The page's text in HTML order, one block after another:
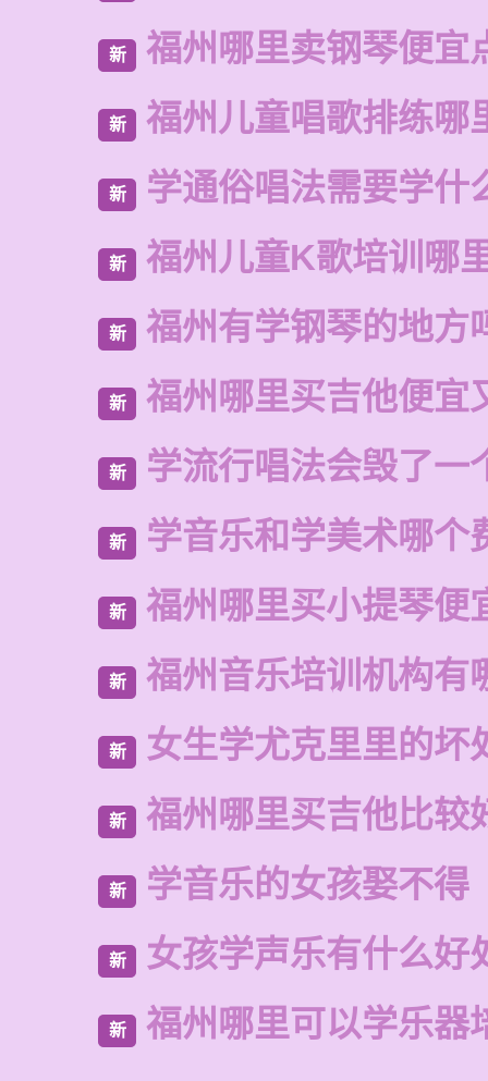
新 福州哪里卖钢琴便宜
新 福州儿童唱歌排练哪
新 学通俗唱法需要学什
新 福州儿童K歌培训哪
新 福州有学钢琴的地方
新 福州哪里买吉他便宜
新 学流行唱法会毁了一
新 学音乐和学美术哪个
新 福州哪里买小提琴便
新 福州音乐培训机构有
新 女生学尤克里里的坏
新 福州哪里买吉他比较
新 学音乐的女孩娶不得
新 女孩学声乐有什么好
新 福州哪里可以学乐器